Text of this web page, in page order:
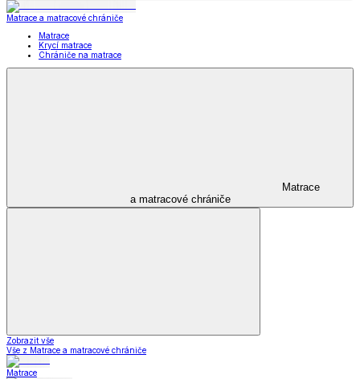
Matrace a matracové chrániče
Matrace
Krycí matrace
Chrániče na matrace
Matrace
a matracové chrániče
Zobrazit vše
Vše z Matrace a matracové chrániče
Matrace